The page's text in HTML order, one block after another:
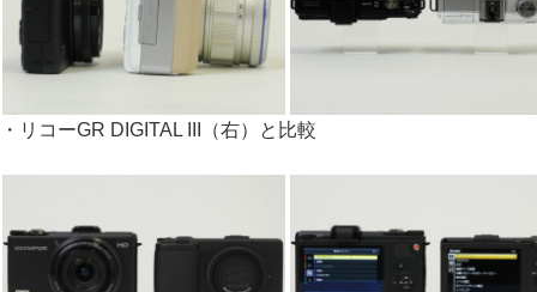
・リコーGR DIGITAL III（右）と比較